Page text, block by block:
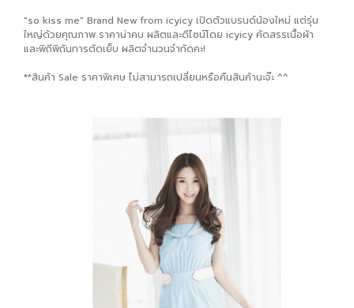
"so kiss me" Brand New from icyicy เปิดตัวแบรนด์น้องใหม่ แต่รุ่น
ใหญ่ด้วยคุณภาพ ราคาน่าคบ ผลิตและดีไซน์โดย icyicy คัดสรรเนื้อผ้า
และพิถีพิถันการตัดเย็บ ผลิตจำนวนจำกัดคะ!
**สินค้า Sale ราคาพิเศษ ไม่สามารถเปลี่ยนหรือคืนสินค้านะจ๊ะ ^^